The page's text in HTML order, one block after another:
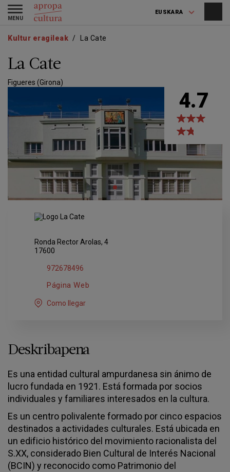
Skip
main
Skip
main
EUSKARA
Toggle
navigation
Kultur eragileak La Cate
La Cate
Figueres (Girona)
4.7
Ronda Rector Arolas, 4
17600
972678496
Página Web
Como llegar
Deskribapena
Es una entidad cultural ampurdanesa sin ánimo de
lucro fundada en 1921. Está formada por socios
individuales y familiares interesados en la cultura.
Es un centro polivalente formado por cinco espacios
destinados a actividades culturales. Está ubicada en
un edificio histórico del movimiento racionalista del
S.XX, considerado Bien Cultural de Interés Nacional
(BCIN) y reconocido como Patrimonio del